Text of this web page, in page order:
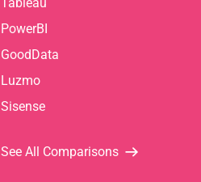
PowerBI
GoodData
Luzmo
Sisense
See All Comparisons